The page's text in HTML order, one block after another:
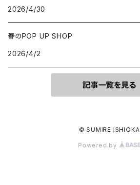
2026/4/30
春のPOP UP SHOP
2026/4/2
記事一覧を見る
© SUMIRE ISHIOKA
Powered by